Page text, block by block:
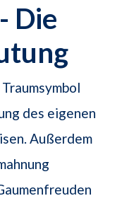
Die
des eigenen
Außerdem